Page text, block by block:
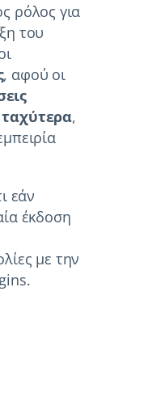
ρόλος για
του
, αφού οι
,
εάν
έκδοση
με την